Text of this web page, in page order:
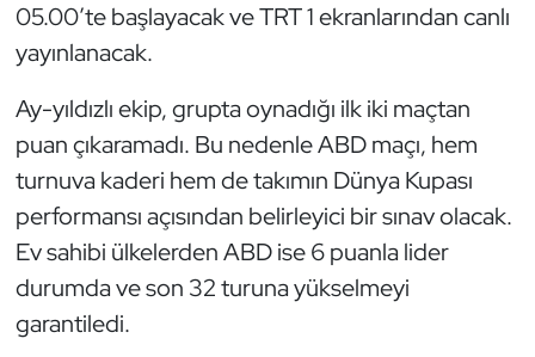
05.00’te başlayacak ve TRT 1 ekranlarından canlı
yayınlanacak.
Ay-yıldızlı ekip, grupta oynadığı ilk iki maçtan
puan çıkaramadı. Bu nedenle ABD maçı, hem
turnuva kaderi hem de takımın Dünya Kupası
performansı açısından belirleyici bir sınav olacak.
Ev sahibi ülkelerden ABD ise 6 puanla lider
durumda ve son 32 turuna yükselmeyi
garantiledi.
Futbol
Futsal
Genel
Golf
Güreş
Halter